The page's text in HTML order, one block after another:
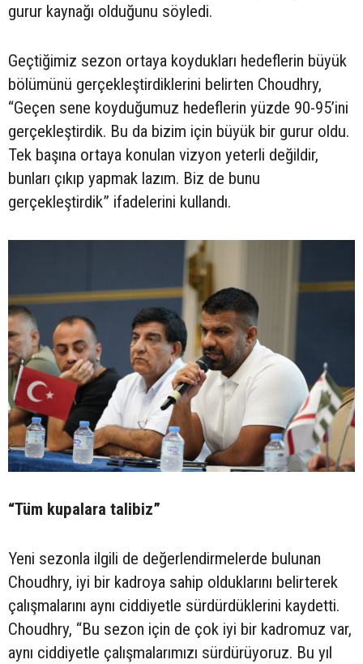
gurur kaynağı olduğunu söyledi.
Geçtiğimiz sezon ortaya koydukları hedeflerin büyük
bölümünü gerçekleştirdiklerini belirten Choudhry,
“Geçen sene koyduğumuz hedeflerin yüzde 90-95’ini
gerçekleştirdik. Bu da bizim için büyük bir gurur oldu.
Tek başına ortaya konulan vizyon yeterli değildir,
bunları çıkıp yapmak lazım. Biz de bunu
gerçekleştirdik” ifadelerini kullandı.
“Tüm kupalara talibiz”
Yeni sezonla ilgili de değerlendirmelerde bulunan
Choudhry, iyi bir kadroya sahip olduklarını belirterek
çalışmalarını aynı ciddiyetle sürdürdüklerini kaydetti.
Choudhry, “Bu sezon için de çok iyi bir kadromuz var,
aynı ciddiyetle çalışmalarımızı sürdürüyoruz. Bu yıl